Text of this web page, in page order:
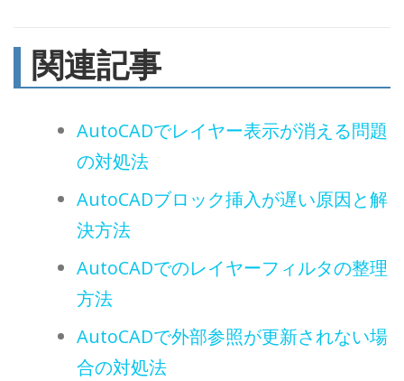
関連記事
AutoCADでレイヤー表示が消える問題
の対処法
AutoCADブロック挿入が遅い原因と解
決方法
AutoCADでのレイヤーフィルタの整理
方法
AutoCADで外部参照が更新されない場
合の対処法